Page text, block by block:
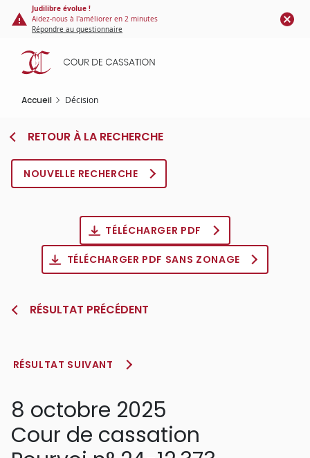
Panneau de gestion des cookies
contenu
principal
Judilibre évolue !
Aidez-nous à l'améliorer en 2 minutes
Répondre au questionnaire
Accueil Décision
RETOUR À LA RECHERCHE
NOUVELLE RECHERCHE
TÉLÉCHARGER PDF
TÉLÉCHARGER PDF SANS ZONAGE
RÉSULTAT PRÉCÉDENT
RÉSULTAT SUIVANT
8 octobre 2025
Cour de cassation